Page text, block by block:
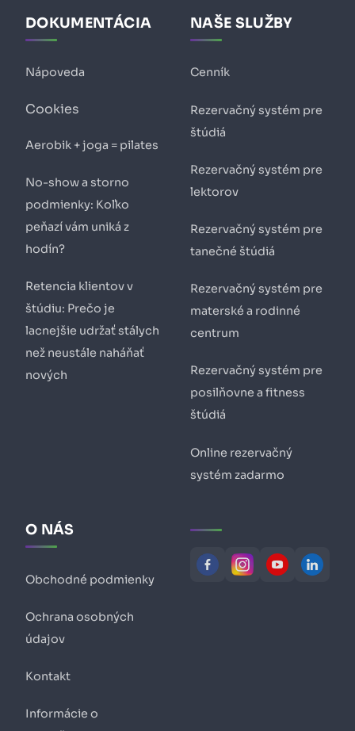
DOKUMENTÁCIA
Nápoveda
Cookies
Aerobik + joga = pilates
No-show a storno
podmienky: Koľko
peňazí vám uniká z
hodín?
Retencia klientov v
štúdiu: Prečo je
lacnejšie udržať stálych
než neustále naháňať
nových
NAŠE SLUŽBY
Cenník
Rezervačný systém pre
štúdiá
Rezervačný systém pre
lektorov
Rezervačný systém pre
tanečné štúdiá
Rezervačný systém pre
materské a rodinné
centrum
Rezervačný systém pre
posilňovne a fitness
štúdiá
Online rezervačný
systém zadarmo
O NÁS
Obchodné podmienky
Ochrana osobných
údajov
Kontakt
Informácie o